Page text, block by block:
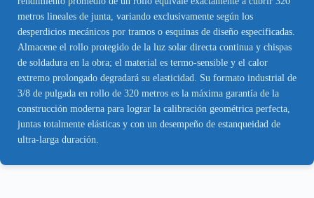
metros lineales de junta, variando exclusivamente según los
desperdicios mecánicos por tramos o esquinas de diseño especificadas.
Almacene el rollo protegido de la luz solar directa continua y chispas
de soldadura en la obra; el material es termo-sensible y el calor
extremo prolongado degradará su elasticidad. Su formato industrial de
3/8 de pulgada en rollo de 320 metros es la máxima garantía de la
construcción moderna para lograr la calibración geométrica perfecta,
juntas totalmente elásticas y con un desempeño de estanqueidad de
ultra-larga duración.